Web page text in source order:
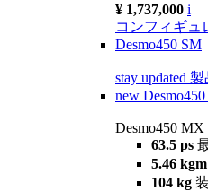
¥ 1,737,000 i
コンフィギュ
Desmo450 SM
stay updated 製
new
Desmo450 MX
63.5 ps
5.46 kgm
104 kg